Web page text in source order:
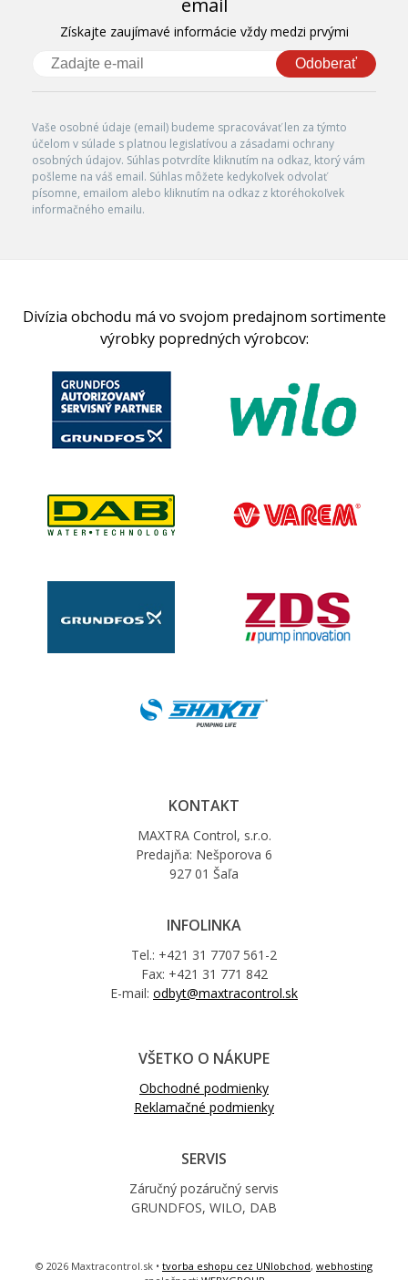
Získajte zaujímavé informácie vždy medzi prvými
Odoberať
Vaše osobné údaje (email) budeme spracovávať len za týmto
účelom v súlade s platnou legislatívou a zásadami ochrany
osobných údajov. Súhlas potvrdíte kliknutím na odkaz, ktorý vám
pošleme na váš email. Súhlas môžete kedykoľvek odvolať
písomne, emailom alebo kliknutím na odkaz z ktoréhokoľvek
informačného emailu.
Divízia obchodu má vo svojom predajnom sortimente
výrobky popredných výrobcov:
KONTAKT
MAXTRA Control, s.r.o.
Predajňa: Nešporova 6
927 01 Šaľa
INFOLINKA
Tel.: +421 31 7707 561-2
Fax: +421 31 771 842
E-mail: odbyt@maxtracontrol.sk
VŠETKO O NÁKUPE
Obchodné podmienky
Reklamačné podmienky
SERVIS
Záručný pozáručný servis
GRUNDFOS, WILO, DAB
© 2026 Maxtracontrol.sk • tvorba eshopu cez UNIobchod, webhosting